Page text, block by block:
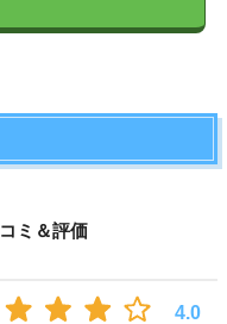
ミ＆評価
4.0